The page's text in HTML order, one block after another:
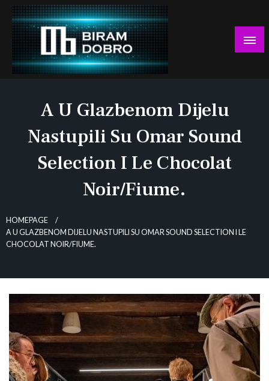
Skip
content
A U Glazbenom Dijelu
Nastupili Su Omar Sound
Selection I Le Chocolat
Noir/Fiume.
HOMEPAGE
A U GLAZBENOM DIJELU NASTUPILI SU OMAR SOUND SELECTION I LE
CHOCOLAT NOIR/FIUME.